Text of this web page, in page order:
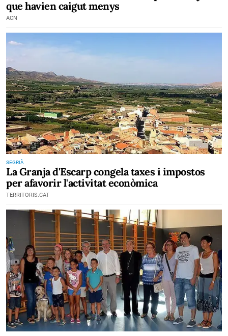
que havien caigut menys
ACN
SEGRIÀ
La Granja d'Escarp congela taxes i impostos
per afavorir l'activitat econòmica
TERRITORIS.CAT